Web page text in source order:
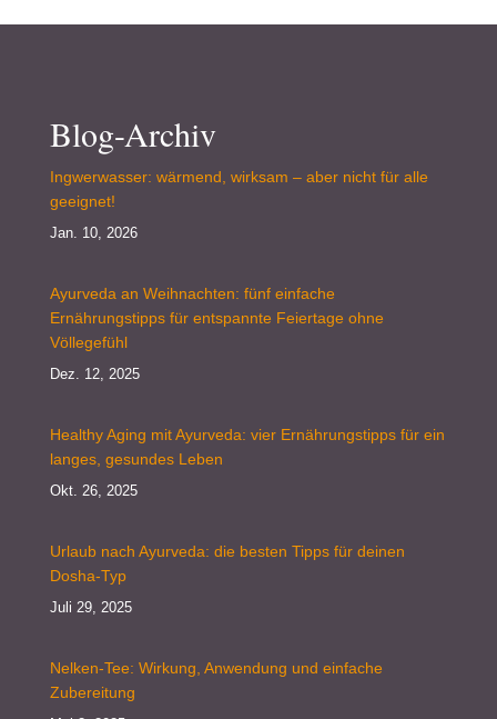
Blog-Archiv
Ingwerwasser: wärmend, wirksam – aber nicht für alle
geeignet!
Jan. 10, 2026
Ayurveda an Weihnachten: fünf einfache
Ernährungstipps für entspannte Feiertage ohne
Völlegefühl
Dez. 12, 2025
Healthy Aging mit Ayurveda: vier Ernährungstipps für ein
langes, gesundes Leben
Okt. 26, 2025
Urlaub nach Ayurveda: die besten Tipps für deinen
Dosha-Typ
Juli 29, 2025
Nelken-Tee: Wirkung, Anwendung und einfache
Zubereitung